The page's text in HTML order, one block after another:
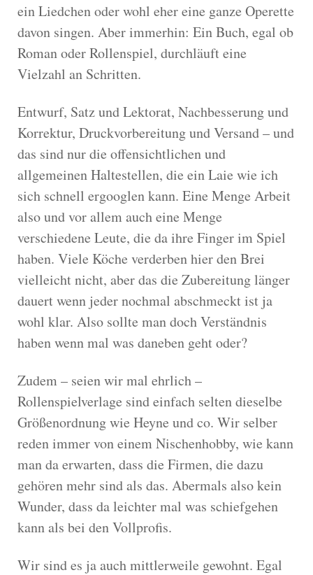
ein Liedchen oder wohl eher eine ganze Operette
davon singen. Aber immerhin: Ein Buch, egal ob
Roman oder Rollenspiel, durchläuft eine
Vielzahl an Schritten.
Entwurf, Satz und Lektorat, Nachbesserung und
Korrektur, Druckvorbereitung und Versand – und
das sind nur die offensichtlichen und
allgemeinen Haltestellen, die ein Laie wie ich
sich schnell ergooglen kann. Eine Menge Arbeit
also und vor allem auch eine Menge
verschiedene Leute, die da ihre Finger im Spiel
haben. Viele Köche verderben hier den Brei
vielleicht nicht, aber das die Zubereitung länger
dauert wenn jeder nochmal abschmeckt ist ja
wohl klar. Also sollte man doch Verständnis
haben wenn mal was daneben geht oder?
Zudem – seien wir mal ehrlich –
Rollenspielverlage sind einfach selten dieselbe
Größenordnung wie Heyne und co. Wir selber
reden immer von einem Nischenhobby, wie kann
man da erwarten, dass die Firmen, die dazu
gehören mehr sind als das. Abermals also kein
Wunder, dass da leichter mal was schiefgehen
kann als bei den Vollprofis.
Wir sind es ja auch mittlerweile gewohnt. Egal